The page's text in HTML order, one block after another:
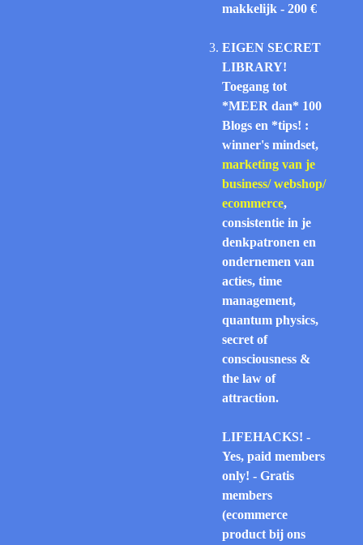
makkelijk - 200 €
EIGEN SECRET
LIBRARY!
Toegang tot
*MEER dan* 100
Blogs en *tips! :
winner's mindset,
marketing van je
business/ webshop/
ecommerce,
consistentie in je
denkpatronen en
ondernemen van
acties, time
management,
quantum physics,
secret of
consciousness &
the law of
attraction.
LIFEHACKS! -
Yes, paid members
only! - Gratis
members
(ecommerce
product bij ons